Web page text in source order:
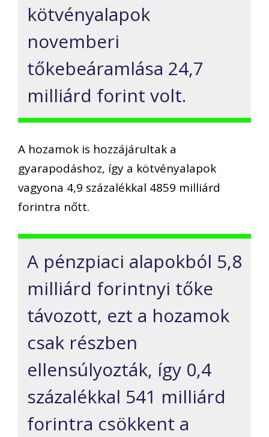
kötvényalapok
novemberi
tőkebeáramlása 24,7
milliárd forint volt.
A hozamok is hozzájárultak a
gyarapodáshoz, így a kötvényalapok
vagyona 4,9 százalékkal 4859 milliárd
forintra nőtt.
A pénzpiaci alapokból 5,8
milliárd forintnyi tőke
távozott, ezt a hozamok
csak részben
ellensúlyozták, így 0,4
százalékkal 541 milliárd
forintra csökkent a